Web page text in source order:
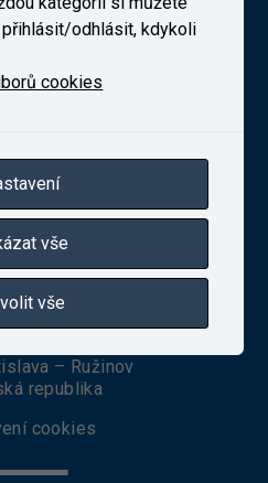
138b, Praha 4
241 493 135
s. r. o.
– Ružinov
republika
cookies
odhlásit, kdykoli
cookies
vše
vše